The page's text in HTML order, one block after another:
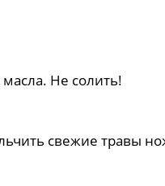
Не солить!
свежие травы